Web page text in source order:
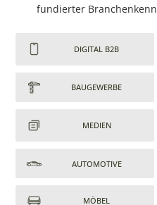
fundierter
DIGITAL B2B
BAUGEWERBE
MEDIEN
AUTOMOTIVE
MÖBEL